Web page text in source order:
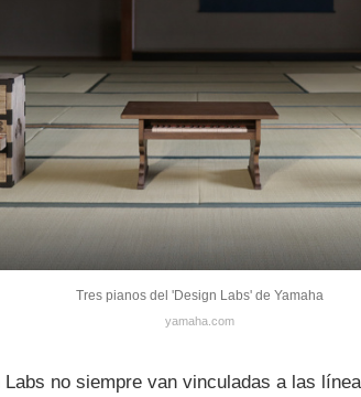
Tres pianos del 'Design Labs' de Yamaha
yamaha.com
no siempre van vinculadas a las